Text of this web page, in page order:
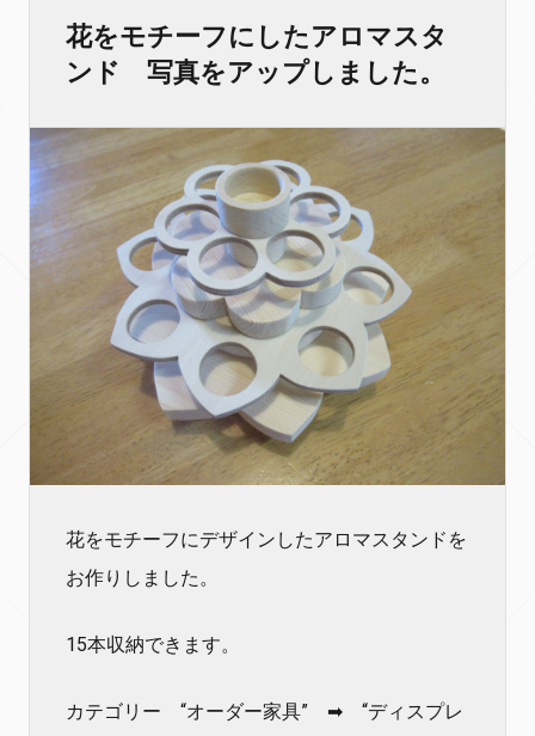
花をモチーフにしたアロマスタ
ンド 写真をアップしました。
花をモチーフにデザインしたアロマスタンドを
お作りしました。
15本収納できます。
カテゴリー “オーダー家具” ➡ “ディスプレ